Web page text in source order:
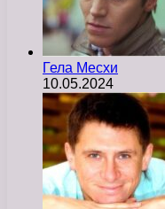
Гела Месхи
10.05.2024